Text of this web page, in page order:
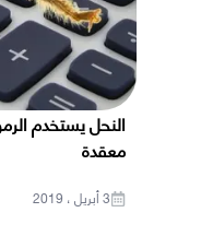
النحل يستخدم
معقدة
3 أبريل ، 2019